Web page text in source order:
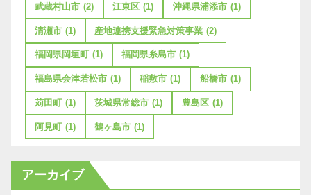
武蔵村山市 (2) 江東区 (1) 沖縄県浦添市 (1)
清瀬市 (1) 産地連携支援緊急対策事業 (2)
福岡県岡垣町 (1) 福岡県糸島市 (1)
福島県会津若松市 (1) 稲敷市 (1) 船橋市 (1)
苅田町 (1) 茨城県常総市 (1) 豊島区 (1)
阿見町 (1) 鶴ヶ島市 (1)
アーカイブ